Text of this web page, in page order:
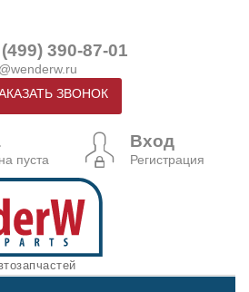
390-87-01
ЗВОНОК
пуста
Вход
Регистрация